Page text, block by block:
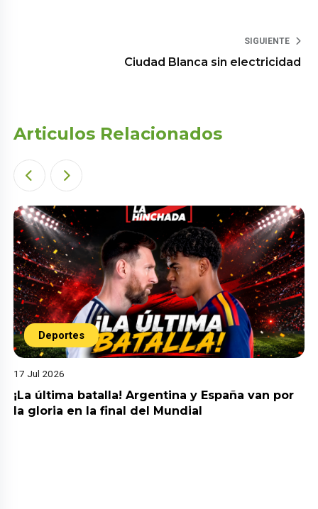
SIGUIENTE
Ciudad Blanca sin electricidad
Articulos Relacionados
Deportes
17 Jul 2026
¡La última batalla! Argentina y España van por
la gloria en la final del Mundial